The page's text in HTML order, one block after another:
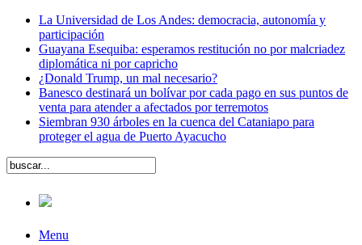
La Universidad de Los Andes: democracia, autonomía y
participación
Guayana Esequiba: esperamos restitución no por malcriadez
diplomática ni por capricho
¿Donald Trump, un mal necesario?
Banesco destinará un bolívar por cada pago en sus puntos de
venta para atender a afectados por terremotos
Siembran 930 árboles en la cuenca del Cataniapo para
proteger el agua de Puerto Ayacucho
Menu